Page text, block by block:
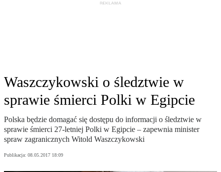
Waszczykowski o śledztwie w
sprawie śmierci Polki w Egipcie
Polska będzie domagać się dostępu do informacji o śledztwie w
sprawie śmierci 27-letniej Polki w Egipcie – zapewnia minister
spraw zagranicznych Witold Waszczykowski
Publikacja: 08.05.2017 18:09